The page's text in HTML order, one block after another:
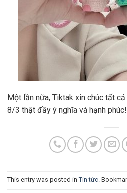
Một lần nữa, Tiktak xin chúc tất
8/3 thật đầy ý nghĩa và hạnh phúc!
This entry was posted in Tin tức.